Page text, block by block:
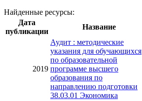
Найденные ресурсы:
Дата
публикации
Название
2019
Аудит : методические
указания для обучающихся
по образовательной
программе высшего
образования по
направлению подготовки
38.03.01 Экономика